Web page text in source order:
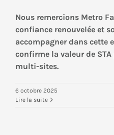
Nous remercions Metro
confiance renouvelée et
accompagner dans cette
confirme la valeur de
multi-sites.
6 octobre 2025
Lire la suite